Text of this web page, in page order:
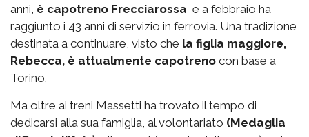
anni, è capotreno Frecciarossa e a febbraio ha
raggiunto i 43 anni di servizio in ferrovia. Una tradizione
destinata a continuare, visto che la figlia maggiore,
Rebecca, è attualmente capotreno con base a
Torino.
Ma oltre ai treni Massetti ha trovato il tempo di
dedicarsi alla sua famiglia, al volontariato (Medaglia